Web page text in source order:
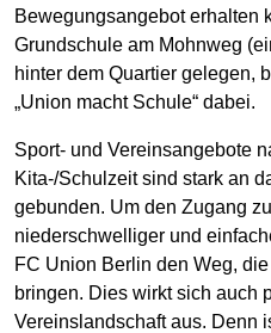
Bewegungsangebot erhalten
Grundschule am Mohnweg
hinter dem Quartier gelegen,
„Union macht Schule“ dabei.
Sport- und Vereinsangebote
Kita-/Schulzeit sind stark an
gebunden. Um den Zugang
niederschwelliger und
FC Union Berlin den Weg,
bringen. Dies wirkt sich auch
Vereinslandschaft aus. Denn